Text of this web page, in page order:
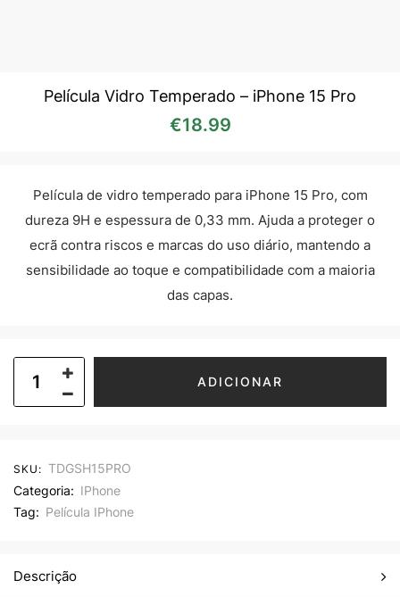
Película Vidro Temperado – iPhone 15 Pro
€18.99
Película de vidro temperado para iPhone 15 Pro, com
dureza 9H e espessura de 0,33 mm. Ajuda a proteger o
ecrã contra riscos e marcas do uso diário, mantendo a
sensibilidade ao toque e compatibilidade com a maioria
das capas.
ADICIONAR
SKU: TDGSH15PRO
Categoria: IPhone
Tag: Película IPhone
Descrição